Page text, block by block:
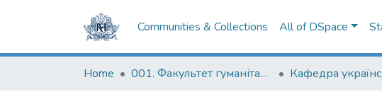
Communities & Collections All of DSpace
Home 001. Факультет гуманітарних наук